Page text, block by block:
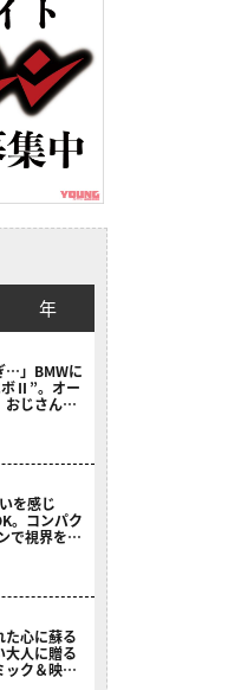
年
…」BMWに
Ⅱ”。オー
おじさん達
を感じ
。コンパク
で視界を確
ル］
た心に蘇る
大人に贈る
ック＆映画